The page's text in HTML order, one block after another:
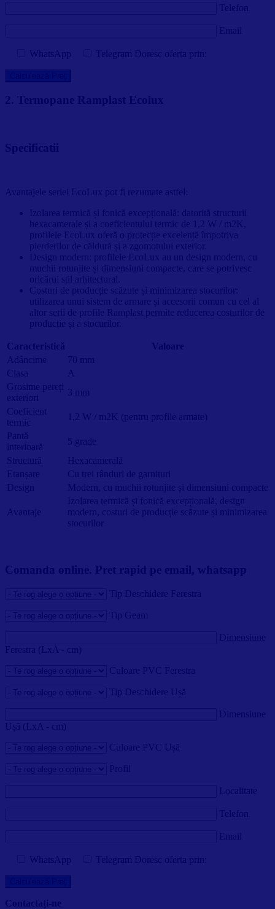
Telefon
Email
WhatsApp Telegram Doresc oferta prin:
2. Termopane Ramplast Ecolux
Specificatii
Avantajele seriei EcoLux pot fi rezumate astfel:
Izolarea termică și fonică excepțională: datorită structurii
hexacamerale și a coeficientului termic de 1,2 W / m2K,
profilele EcoLux oferă o protecție excelentă împotriva
pierderilor de căldură și a zgomotului exterior.
Design modern: profilele EcoLux au un design modern, cu
muchii rotunjite și dimensiuni compacte, care se potrivesc
oricărui stil arhitectural.
Costuri de producție scăzute și minimizarea stocurilor:
utilizarea unui sistem de armare și accesorii comun cu cel al
altor serii de profile Ramplast permite reducerea costurilor de
producție și a stocurilor.
Caracteristică
Valoare
Adâncime
70 mm
Clasa
A
Grosime pereți
exteriori
3 mm
Coeficient
termic
1,2 W / m2K (pentru profile armate)
Pantă
interioară
5 grade
Structură
Hexacamerală
Etanșare
Cu trei rânduri de garnituri
Design
Modern, cu muchii rotunjite și dimensiuni compacte
Avantaje
Izolarea termică și fonică excepțională, design
modern, costuri de producție scăzute și minimizarea
stocurilor
Comanda online. Pret rapid pe email, whatsapp
Tip Deschidere Ferestra
Tip Geam
Dimensiune
Ferestra (LxA - cm)
Culoare PVC Ferestra
Tip Deschidere Ușă
Dimensiune
Ușă (LxA - cm)
Culoare PVC Ușă
Profil
Localitate
Telefon
Email
WhatsApp Telegram Doresc oferta prin:
Contactați-ne